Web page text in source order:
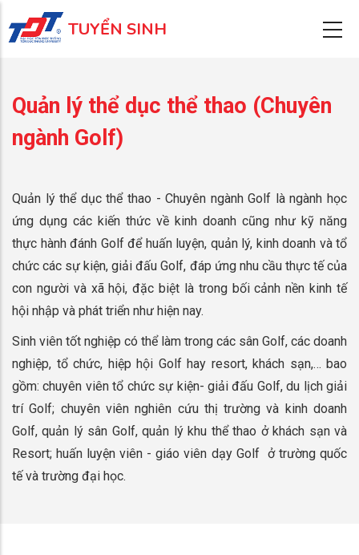
đến
TUYỂN SINH
Quản lý thể dục thể thao (Chuyên
ngành Golf)
Quản lý thể dục thể thao - Chuyên ngành Golf là ngành học
ứng dụng các kiến thức về kinh doanh cũng như kỹ năng
thực hành đánh Golf để huấn luyện, quản lý, kinh doanh và tổ
chức các sự kiện, giải đấu Golf, đáp ứng nhu cầu thực tế của
con người và xã hội, đặc biệt là trong bối cảnh nền kinh tế
hội nhập và phát triển như hiện nay.
Sinh viên tốt nghiệp có thể làm trong các sân Golf, các doanh
nghiệp, tổ chức, hiệp hội Golf hay resort, khách sạn,… bao
gồm: chuyên viên tổ chức sự kiện- giải đấu Golf, du lịch giải
trí Golf; chuyên viên nghiên cứu thị trường và kinh doanh
Golf, quản lý sân Golf, quản lý khu thể thao ở khách sạn và
Resort; huấn luyện viên - giáo viên dạy Golf ở trường quốc
tế và trường đại học.